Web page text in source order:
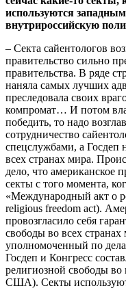
используются
внутрироссийскую
– Секта сайентологов
правительство сильно
правительства. В ряде
наняла самых лучших
преследовала своих
компромат… И потом
победить, то надо
сотрудничество
спецслужбами, а Госдеп
всех странах мира.
дело, что американское
секты с того момента,
«Международный акт о
religious freedom act).
провозгласило себя
свободы во всех
уполномоченный по
Госдеп и Конгресс
религиозной свободы во
США). Секты